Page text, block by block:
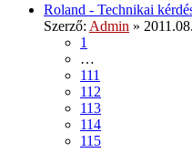
Roland - Technikai
Szerző: Admin »
1
…
111
112
113
114
115